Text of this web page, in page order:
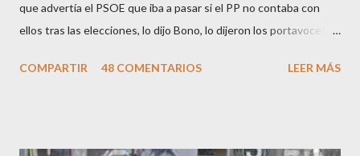
que advertía el PSOE que iba a pasar si el PP no contaba con
ellos tras las elecciones, lo dijo Bono, lo dijeron los portavoces
los okupas, los red skins, los sharps o los anarcos porque a estos
COMPARTIR 48 COMENTARIOS LEER MÁS